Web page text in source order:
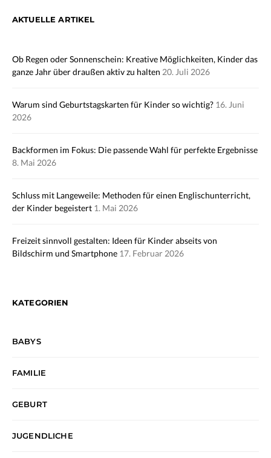
AKTUELLE ARTIKEL
Ob Regen oder Sonnenschein: Kreative Möglichkeiten, Kinder das
ganze Jahr über draußen aktiv zu halten 20. Juli 2026
Warum sind Geburtstagskarten für Kinder so wichtig? 16. Juni
2026
Backformen im Fokus: Die passende Wahl für perfekte Ergebnisse
8. Mai 2026
Schluss mit Langeweile: Methoden für einen Englischunterricht,
der Kinder begeistert 1. Mai 2026
Freizeit sinnvoll gestalten: Ideen für Kinder abseits von
Bildschirm und Smartphone 17. Februar 2026
KATEGORIEN
BABYS
FAMILIE
GEBURT
JUGENDLICHE